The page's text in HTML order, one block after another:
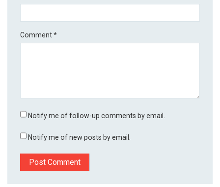
Comment*
Notify me of follow-up comments by email.
Notify me of new posts by email.